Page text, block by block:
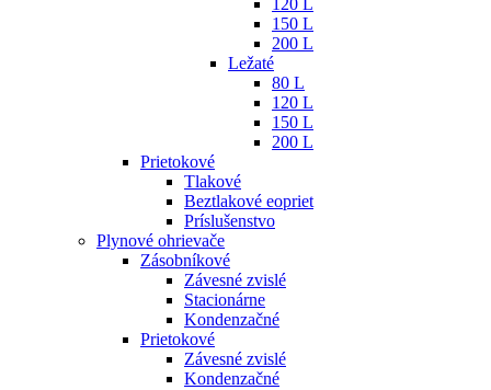
120 L
150 L
200 L
Ležaté
80 L
120 L
150 L
200 L
Prietokové
Tlakové
Beztlakové eopriet
Príslušenstvo
Plynové ohrievače
Zásobníkové
Závesné zvislé
Stacionárne
Kondenzačné
Prietokové
Závesné zvislé
Kondenzačné